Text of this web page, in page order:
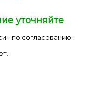
уточняйте
- по согласованию.